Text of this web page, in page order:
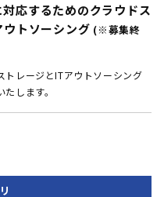
応するためのクラウドス
トソーシング (※募集終
トレージとITアウトソーシング
します。